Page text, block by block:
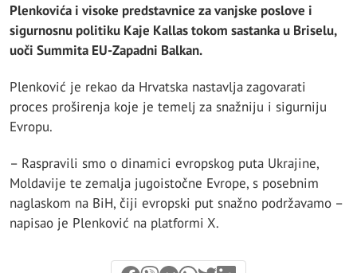
Plenkovića i visoke predstavnice za vanjske poslove i
sigurnosnu politiku Kaje Kallas tokom sastanka u Briselu,
uoči Summita EU-Zapadni Balkan.
Plenković je rekao da Hrvatska nastavlja zagovarati
proces proširenja koje je temelj za snažniju i sigurniju
Evropu.
– Raspravili smo o dinamici evropskog puta Ukrajine,
Moldavije te zemalja jugoistočne Evrope, s posebnim
naglaskom na BiH, čiji evropski put snažno podržavamo –
napisao je Plenković na platformi X.